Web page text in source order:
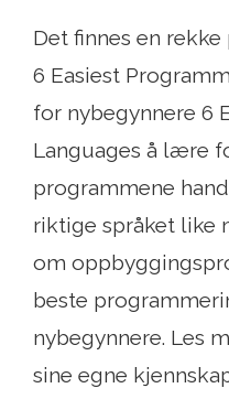
Det finnes en
6 Easiest
for nybegynnere 6
Languages ​​å lære
programmene
riktige språket like
om
beste
nybegynnere. Les
sine egne